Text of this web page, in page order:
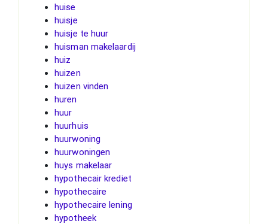
huise
huisje
huisje te huur
huisman makelaardij
huiz
huizen
huizen vinden
huren
huur
huurhuis
huurwoning
huurwoningen
huys makelaar
hypothecair krediet
hypothecaire
hypothecaire lening
hypotheek